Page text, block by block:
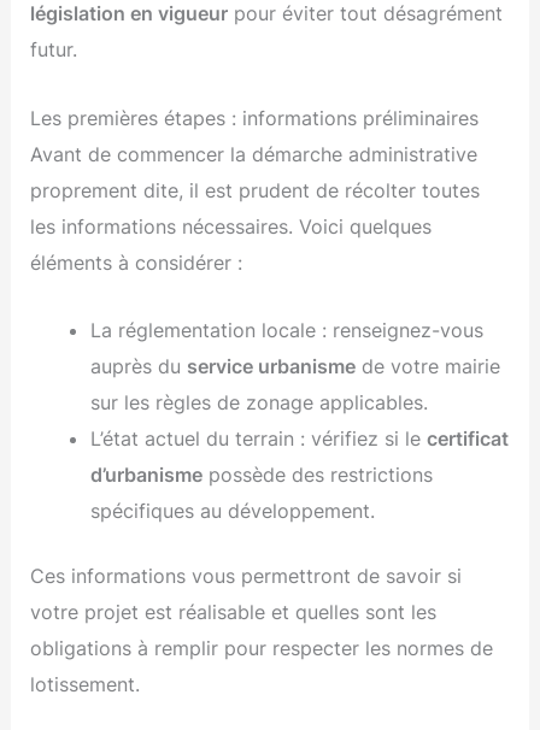
législation en vigueur pour éviter tout désagrément
futur.
Les premières étapes : informations préliminaires
Avant de commencer la démarche administrative
proprement dite, il est prudent de récolter toutes
les informations nécessaires. Voici quelques
éléments à considérer :
La réglementation locale : renseignez-vous
auprès du service urbanismede votre mairie
sur les règles de zonage applicables.
L’état actuel du terrain : vérifiez si le certificat
d’urbanismepossède des restrictions
spécifiques au développement.
Ces informations vous permettront de savoir si
votre projet est réalisable et quelles sont les
obligations à remplir pour respecter les normes de
lotissement.